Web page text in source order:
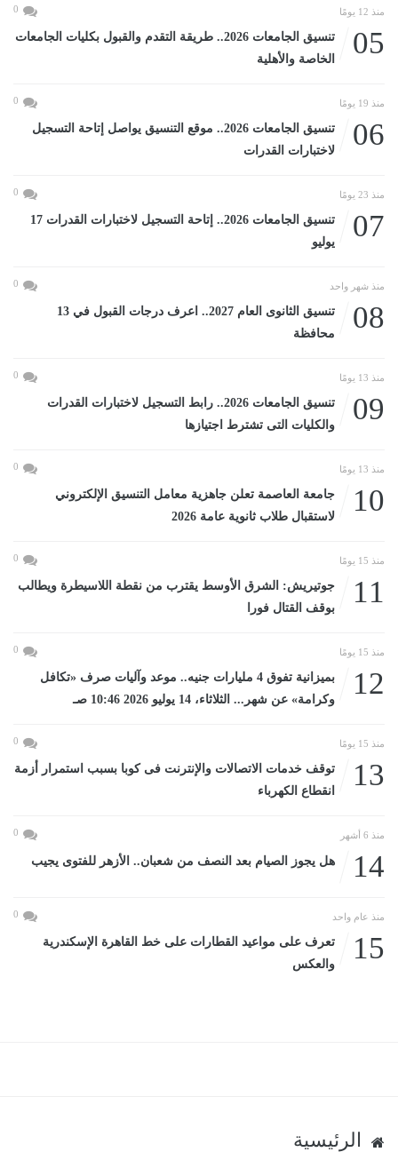
منذ 12 يومًا 0
05
تنسيق الجامعات 2026.. طريقة التقدم والقبول بكليات الجامعات
الخاصة والأهلية
منذ 19 يومًا 0
06
تنسيق الجامعات 2026.. موقع التنسيق يواصل إتاحة التسجيل
لاختبارات القدرات
منذ 23 يومًا 0
07
تنسيق الجامعات 2026.. إتاحة التسجيل لاختبارات القدرات 17
يوليو
منذ شهر واحد 0
08
تنسيق الثانوى العام 2027.. اعرف درجات القبول في 13
محافظة
منذ 13 يومًا 0
09
تنسيق الجامعات 2026.. رابط التسجيل لاختبارات القدرات
والكليات التى تشترط اجتيازها
منذ 13 يومًا 0
10
جامعة العاصمة تعلن جاهزية معامل التنسيق الإلكتروني
لاستقبال طلاب ثانوية عامة 2026
منذ 15 يومًا 0
11
جوتيريش: الشرق الأوسط يقترب من نقطة اللاسيطرة ويطالب
بوقف القتال فورا
منذ 15 يومًا 0
12
بميزانية تفوق 4 مليارات جنيه.. موعد وآليات صرف «تكافل
وكرامة» عن شهر... الثلاثاء، 14 يوليو 2026 10:46 صـ
منذ 15 يومًا 0
13
توقف خدمات الاتصالات والإنترنت فى كوبا بسبب استمرار أزمة
انقطاع الكهرباء
منذ 6 أشهر 0
14 هل يجوز الصيام بعد النصف من شعبان.. الأزهر للفتوى يجيب
منذ عام واحد 0
15
تعرف على مواعيد القطارات على خط القاهرة الإسكندرية
والعكس
الرئيسية